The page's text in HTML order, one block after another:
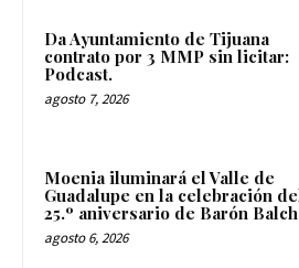
Da Ayuntamiento de Tijuana
contrato por 3 MMP sin licitar:
Podcast.
agosto 7, 2026
Moenia iluminará el Valle de
Guadalupe en la celebración
25.º aniversario de Barón
agosto 6, 2026